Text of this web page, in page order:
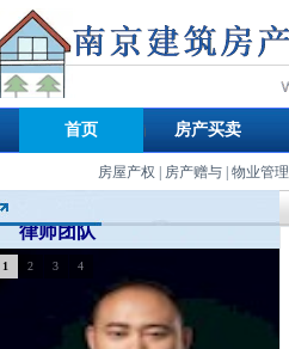
首页 房产买卖
房屋产权 房产赠与 物业管理
律师团队
1 2 3 4